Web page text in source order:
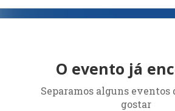
O evento já
Separamos alguns eventos
gostar